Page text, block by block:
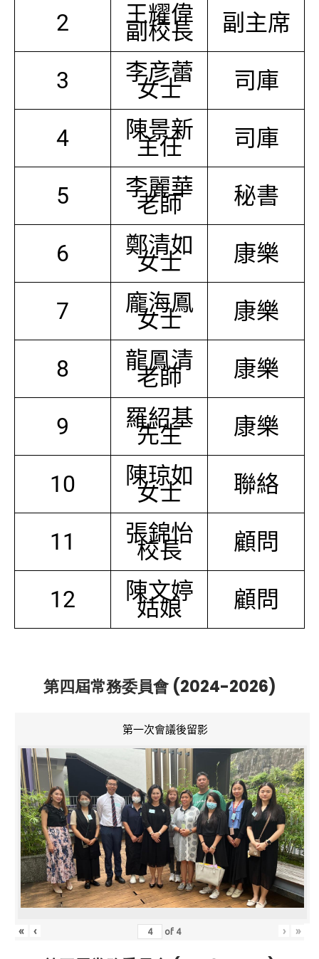
2 王耀偉
副校長 副主席
3 李彦蕾
女士 司庫
4 陳景新
主任 司庫
5 李麗華
老師 秘書
6 鄭清如
女士 康樂
7 龐海鳳
女士 康樂
8 龍鳳清
老師 康樂
9 羅紹基
先生 康樂
10 陳琼如
女士 聯絡
11 張錦怡
校長 顧問
12 陳文婷
姑娘 顧問
第四屆常務委員會 (2024-2026)
第一次會議後留影
« ‹ of 4 › »